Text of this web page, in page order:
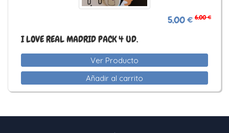
5,00 € 6,00 €
I LOVE REAL MADRID PACK 4 UD.
Ver Producto
Añadir al carrito